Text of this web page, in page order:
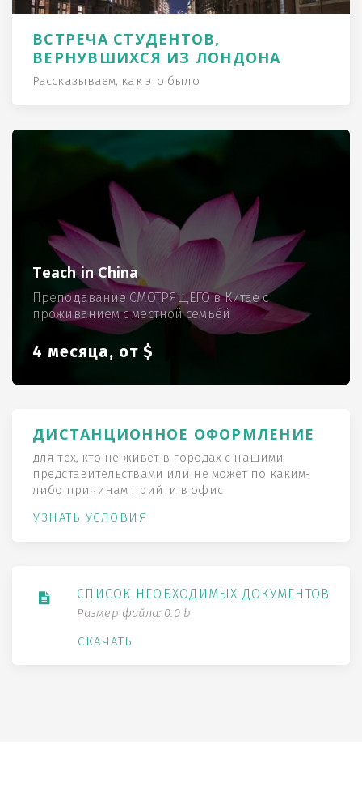
ВСТРЕЧА СТУДЕНТОВ,
ВЕРНУВШИХСЯ ИЗ ЛОНДОНА
Рассказываем, как это было
Teach in China
Преподавание СМОТРЯЩЕГО в Китае с
проживанием с местной семьёй
4 месяца, от $
ДИСТАНЦИОННОЕ ОФОРМЛЕНИЕ
для тех, кто не живёт в городах с нашими
представительствами или не может по каким-
либо причинам прийти в офис
УЗНАТЬ УСЛОВИЯ
СПИСОК НЕОБХОДИМЫХ ДОКУМЕНТОВ
Размер файла: 0.0 b
СКАЧАТЬ